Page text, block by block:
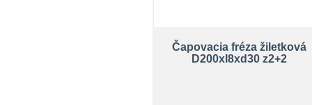
Čapovacia fréza žiletková
D200xl8xd30 z2+2